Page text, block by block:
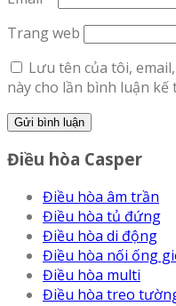
Trang web
Lưu tên của tôi,
này cho lần bình luận kế
Điều hòa Casper
Điều hòa âm trần
Điều hòa tủ đứng
Điều hòa di động
Điều hòa nối ống
Điều hòa multi
Điều hòa treo